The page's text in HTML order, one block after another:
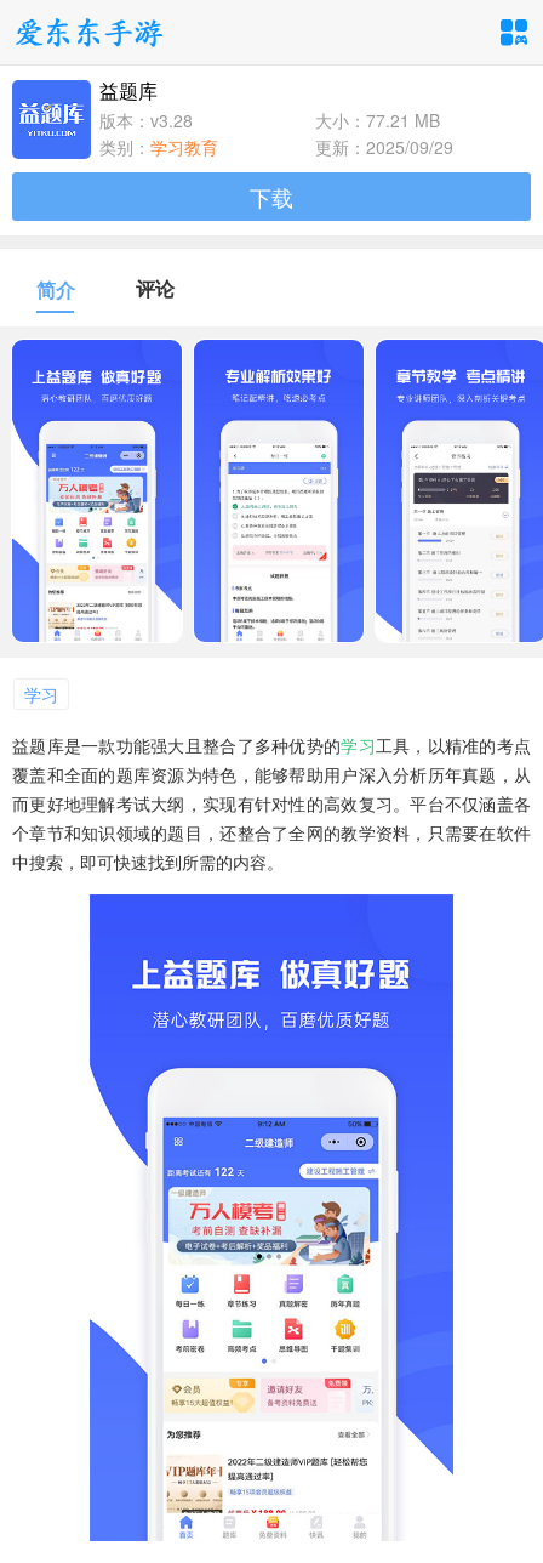
手游分类
卡牌回合
1百+款手游
1百+款手游
1百+款手游
冒险解谜
1百+款手游
模拟经营
1百+款手游
音乐舞蹈
1百+款手游
儿童教育
1百+款手游
益题库
版本：v3.28
大小：77.21 MB
类别： 学习教育 更新：2025/09/29
下载
简介 评论
学习
益题库是一款功能强大且整合了多种优势的学习工具，以精准的考点
覆盖和全面的题库资源为特色，能够帮助用户深入分析历年真题，从
而更好地理解考试大纲，实现有针对性的高效复习。平台不仅涵盖各
个章节和知识领域的题目，还整合了全网的教学资料，只需要在软件
中搜索，即可快速找到所需的内容。